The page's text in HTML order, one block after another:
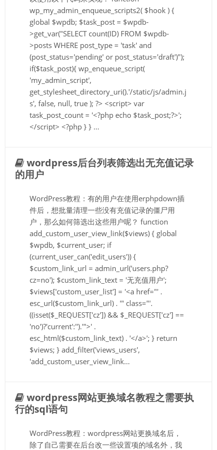
wp_my_admin_enqueue_scripts2( $hook ) {
global $wpdb; $task_post = $wpdb-
>get_var("SELECT count(ID) FROM $wpdb-
>posts WHERE post_type = 'task' and
(post_status='pending' or post_status='draft')");
if($task_post){ wp_enqueue_script(
'my_admin_script',
get_stylesheet_directory_uri().'/static/js/admin.j
s', false, null, true ); ?> <script> var
task_post_count = '<?php echo $task_post;?>';
</script> <?php } } ...
wordpress后台列表筛选出无充值记录
的用户
WordPress教程：有的用户在使用erphpdown插
件后，想批量清理一些没有充值记录的僵尸用
户，那么如何筛选出这些用户呢？ function
add_custom_user_view_link($views) { global
$wpdb, $current_user; if
(current_user_can('edit_users')) {
$custom_link_url = admin_url('users.php?
cz=no'); $custom_link_text = '无充值用户';
$views['custom_user_list'] = '<a href="' .
esc_url($custom_link_url) . '" class="'.
((isset($_REQUEST['cz']) && $_REQUEST['cz'] ==
'no')?'current':'').'">' .
esc_html($custom_link_text) . '</a>'; } return
$views; } add_filter('views_users',
'add_custom_user_view_link...
wordpress网站更换域名教程之需要执
行的sql语句
WordPress教程：wordpress网站更换域名后，
除了自己需要在后台改一些设置项的域名外，我